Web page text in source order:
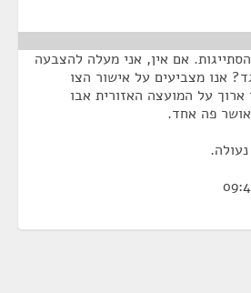
אם אין, אני מעלה להצבעה
אנו מצביעים על אישור הצו
ארוך על המועצה האזורית אבו
פה אחד.